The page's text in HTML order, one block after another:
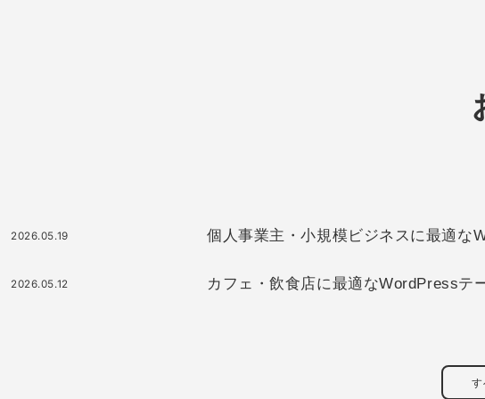
2026.05.19 個人事業主・小規模ビジネスに最適な
2026.05.12 カフェ・飲食店に最適なWordPressテ
す